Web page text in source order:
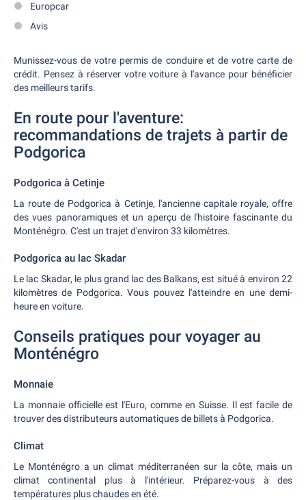
Europcar
Avis
Munissez-vous de votre permis de conduire et de votre carte de
crédit. Pensez à réserver votre voiture à l'avance pour bénéficier
des meilleurs tarifs.
En route pour l'aventure:
recommandations de trajets à partir de
Podgorica
Podgorica à Cetinje
La route de Podgorica à Cetinje, l'ancienne capitale royale, offre
des vues panoramiques et un aperçu de l'histoire fascinante du
Monténégro. C'est un trajet d'environ 33 kilomètres.
Podgorica au lac Skadar
Le lac Skadar, le plus grand lac des Balkans, est situé à environ 22
kilomètres de Podgorica. Vous pouvez l'atteindre en une demi-
heure en voiture.
Conseils pratiques pour voyager au
Monténégro
Monnaie
La monnaie officielle est l'Euro, comme en Suisse. Il est facile de
trouver des distributeurs automatiques de billets à Podgorica.
Climat
Le Monténégro a un climat méditerranéen sur la côte, mais un
climat continental plus à l'intérieur. Préparez-vous à des
températures plus chaudes en été.